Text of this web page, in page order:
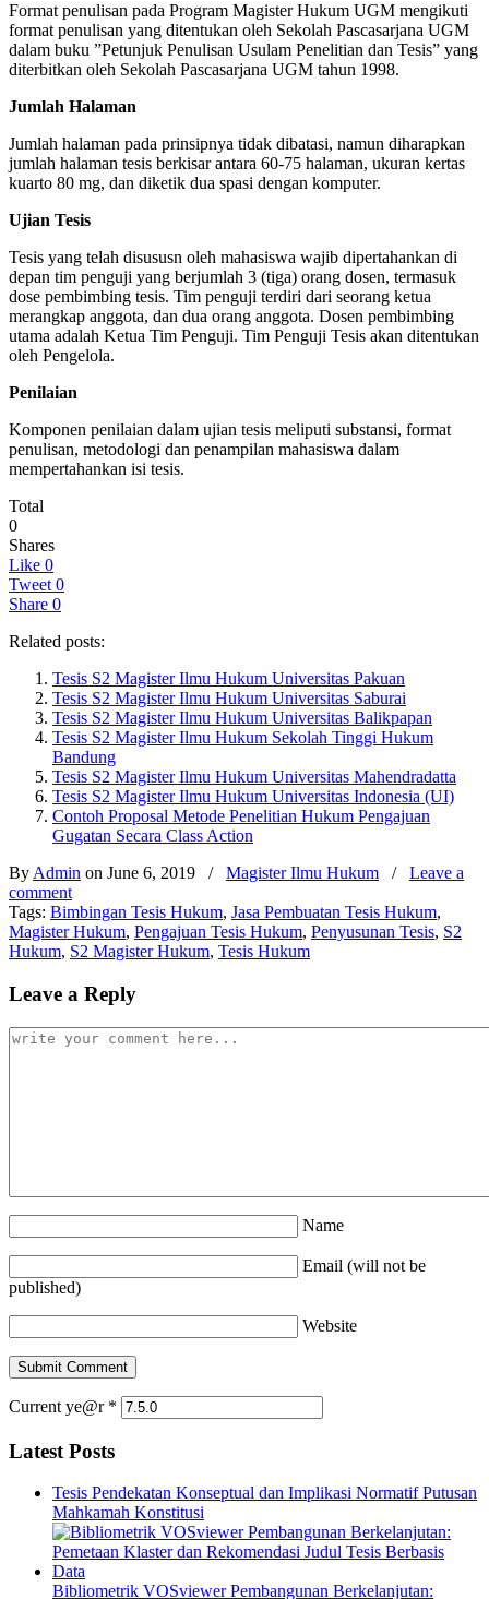
Format penulisan pada Program Magister Hukum UGM mengikuti
format penulisan yang ditentukan oleh Sekolah Pascasarjana UGM
dalam buku ”Petunjuk Penulisan Usulam Penelitian dan Tesis” yang
diterbitkan oleh Sekolah Pascasarjana UGM tahun 1998.
Jumlah Halaman
Jumlah halaman pada prinsipnya tidak dibatasi, namun diharapkan
jumlah halaman tesis berkisar antara 60-75 halaman, ukuran kertas
kuarto 80 mg, dan diketik dua spasi dengan komputer.
Ujian Tesis
Tesis yang telah disususn oleh mahasiswa wajib dipertahankan di
depan tim penguji yang berjumlah 3 (tiga) orang dosen, termasuk
dose pembimbing tesis. Tim penguji terdiri dari seorang ketua
merangkap anggota, dan dua orang anggota. Dosen pembimbing
utama adalah Ketua Tim Penguji. Tim Penguji Tesis akan ditentukan
oleh Pengelola.
Penilaian
Komponen penilaian dalam ujian tesis meliputi substansi, format
penulisan, metodologi dan penampilan mahasiswa dalam
mempertahankan isi tesis.
Total
0
Shares
Like 0
Tweet 0
Share 0
Related posts:
Tesis S2 Magister Ilmu Hukum Universitas Pakuan
Tesis S2 Magister Ilmu Hukum Universitas Saburai
Tesis S2 Magister Ilmu Hukum Universitas Balikpapan
Tesis S2 Magister Ilmu Hukum Sekolah Tinggi Hukum
Bandung
Tesis S2 Magister Ilmu Hukum Universitas Mahendradatta
Tesis S2 Magister Ilmu Hukum Universitas Indonesia (UI)
Contoh Proposal Metode Penelitian Hukum Pengajuan
Gugatan Secara Class Action
ByAdmin on June 6, 2019 / Magister Ilmu Hukum / Leave a
comment
Tags: Bimbingan Tesis Hukum, Jasa Pembuatan Tesis Hukum,
Magister Hukum, Pengajuan Tesis Hukum, Penyusunan Tesis, S2
Hukum, S2 Magister Hukum, Tesis Hukum
Leave a Reply
Name
Email (will not be
published)
Website
Current ye@r *
Latest Posts
Tesis Pendekatan Konseptual dan Implikasi Normatif Putusan
Mahkamah Konstitusi
Bibliometrik VOSviewer Pembangunan Berkelanjutan: